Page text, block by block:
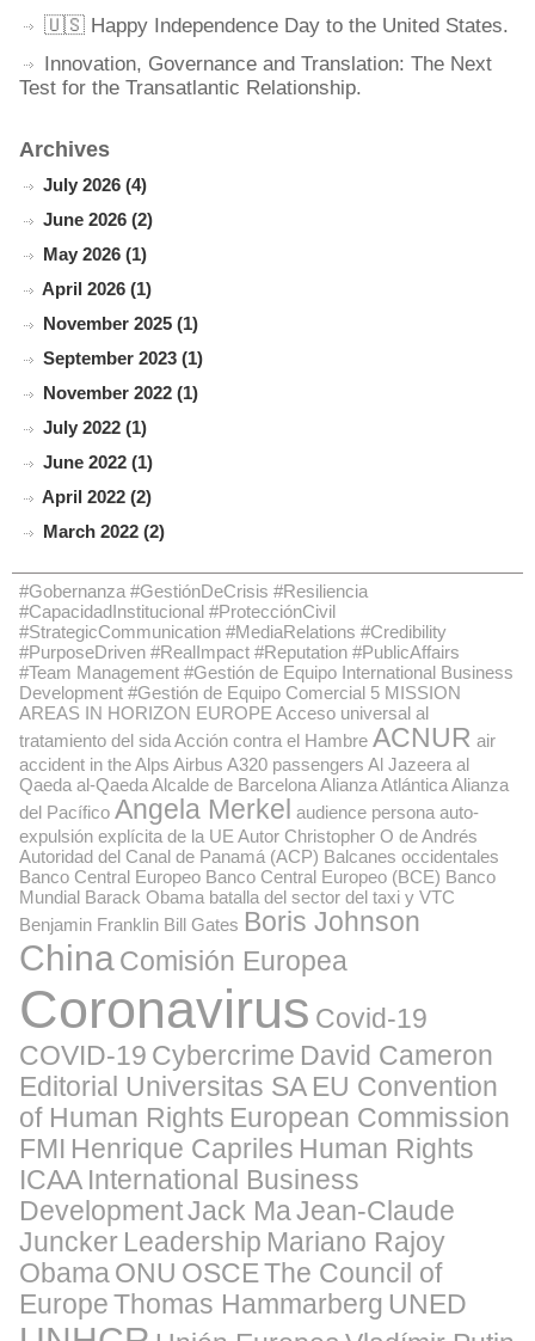
🇺🇸 Happy Independence Day to the United States.
Innovation, Governance and Translation: The Next
Test for the Transatlantic Relationship.
Archives
July 2026 (4)
June 2026 (2)
May 2026 (1)
April 2026 (1)
November 2025 (1)
September 2023 (1)
November 2022 (1)
July 2022 (1)
June 2022 (1)
April 2022 (2)
March 2022 (2)
#Gobernanza #GestiónDeCrisis #Resiliencia
#CapacidadInstitucional #ProtecciónCivil
#StrategicCommunication #MediaRelations #Credibility
#PurposeDriven #RealImpact #Reputation #PublicAffairs
#Team Management #Gestión de Equipo International Business
Development #Gestión de Equipo Comercial 5 MISSION
AREAS IN HORIZON EUROPE Acceso universal al
tratamiento del sidaAcción contra el Hambre ACNUR air
accident in the Alps Airbus A320 passengers Al Jazeera al
Qaeda al-QaedaAlcalde de BarcelonaAlianza AtlánticaAlianza
del Pacífico Angela Merkel audience persona auto-
expulsión explícita de la UE Autor Christopher O de Andrés
Autoridad del Canal de Panamá (ACP) Balcanes occidentales
Banco Central Europeo Banco Central Europeo (BCE) Banco
Mundial Barack Obama batalla del sector del taxi y VTC
Benjamin Franklin Bill Gates Boris Johnson
China Comisión Europea
Coronavirus Covid-19
COVID-19 Cybercrime David Cameron
Editorial Universitas SA EU Convention
of Human Rights European Commission
FMI Henrique Capriles Human Rights
ICAA International Business
DevelopmentJack MaJean-Claude
Juncker Leadership Mariano Rajoy
Obama ONU OSCEThe Council of
Europe Thomas Hammarberg UNED